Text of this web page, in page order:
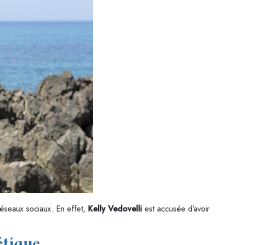
sociaux. En effet, Kelly Vedovelli est accusée d’avoir